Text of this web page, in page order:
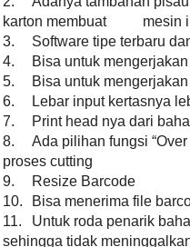
karton membuat mesin ini
3.
Software tipe terbaru
4.
Bisa untuk
5.
Bisa untuk
6.
Lebar input kertasnya
7.
Print head nya dari
8.
Ada pilihan fungsi
proses cutting
9.
Resize Barcode
10.
Bisa menerima file
11.
Untuk roda penarik
sehingga tidak